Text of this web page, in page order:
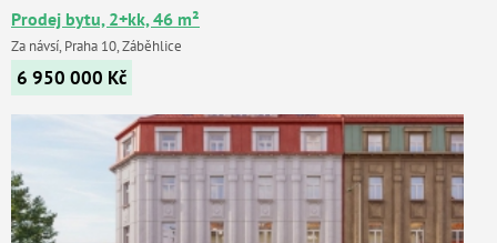
Prodej bytu, 2+kk, 46 m²
Za návsí, Praha 10, Záběhlice
6 950 000 Kč